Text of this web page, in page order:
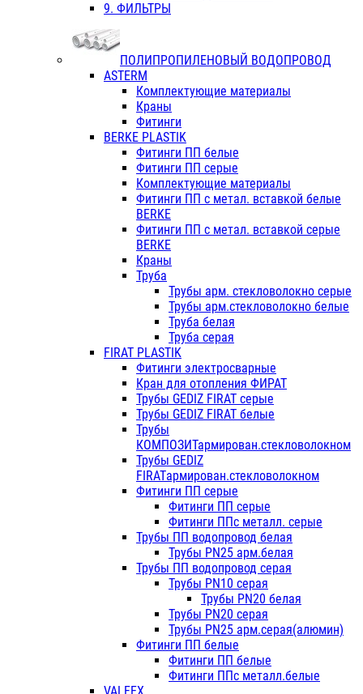
9. ФИЛЬТРЫ
ПОЛИПРОПИЛЕНОВЫЙ ВОДОПРОВОД
ASTERM
Комплектующие материалы
Краны
Фитинги
BERKE PLASTIK
Фитинги ПП белые
Фитинги ПП серые
Комплектующие материалы
Фитинги ПП с метал. вставкой белые
BERKE
Фитинги ПП с метал. вставкой серые
BERKE
Краны
Труба
Трубы арм. стекловолокно серые
Трубы арм.стекловолокно белые
Труба белая
Труба серая
FIRAT PLASTIK
Фитинги электросварные
Кран для отопления ФИРАТ
Трубы GEDIZ FIRAT серые
Трубы GEDIZ FIRAT белые
Трубы
КОМПОЗИТармирован.стекловолокном
Трубы GEDIZ
FIRATармирован.стекловолокном
Фитинги ПП серые
Фитинги ПП серые
Фитинги ППс металл. серые
Трубы ПП водопровод белая
Трубы PN25 арм.белая
Трубы ПП водопровод серая
Трубы PN10 серая
Трубы PN20 белая
Трубы PN20 серая
Трубы PN25 арм.серая(алюмин)
Фитинги ПП белые
Фитинги ПП белые
Фитинги ППс металл.белые